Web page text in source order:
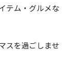
テム・グルメな
スを過ごしませ